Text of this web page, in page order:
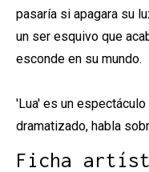
pasaría si apagara su
un ser esquivo que
esconde en su mundo.
'Lua' es un
dramatizado, habla
Ficha